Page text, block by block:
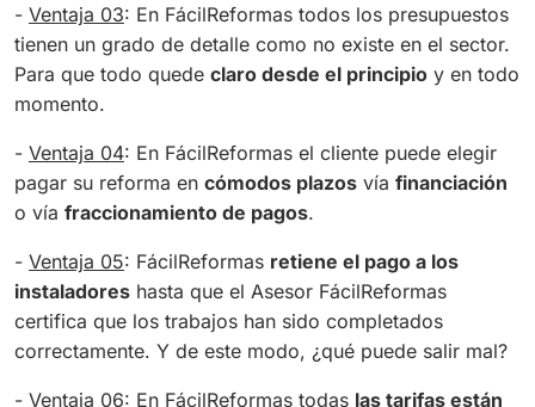
- Ventaja 03: En FácilReformas todos los presupuestos
tienen un grado de detalle como no existe en el sector.
Para que todo quede claro desde el principio y en todo
momento.
- Ventaja 04: En FácilReformas el cliente puede elegir
pagar su reforma en cómodos plazos vía financiación
o vía fraccionamiento de pagos.
- Ventaja 05: FácilReformas retiene el pago a los
instaladores hasta que el Asesor FácilReformas
certifica que los trabajos han sido completados
correctamente. Y de este modo, ¿qué puede salir mal?
- Ventaja 06: En FácilReformas todas las tarifas están